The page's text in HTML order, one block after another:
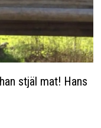
stjäl mat! Hans